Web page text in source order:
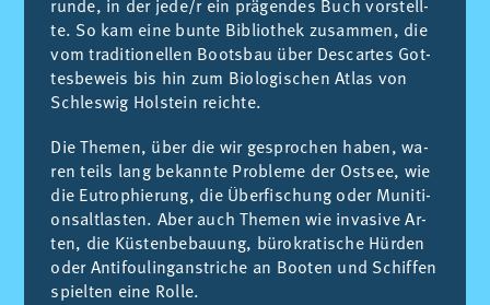
run­de, in der jede/​r ein prä­gen­des Buch vor­stell­
te. So kam eine bun­te Bi­blio­thek zu­sam­men, die
vom tra­di­tio­nel­len Boots­bau über Des­car­tes Got­
tes­be­weis bis hin zum Bio­lo­gi­schen At­las von
Schles­wig Hol­stein reich­te.
Die The­men, über die wir ge­spro­chen ha­ben, wa­
ren teils lang be­kann­te Pro­ble­me der Ost­see, wie
die Eu­tro­phie­rung, die Über­fi­schung oder Mu­ni­ti­
ons­alt­las­ten. Aber auch The­men wie in­va­si­ve Ar­
ten, die Küs­ten­be­bau­ung, bü­ro­kra­ti­sche Hür­den
oder An­ti­fou­lin­gan­stri­che an Boo­ten und Schif­fen
spiel­ten eine Rol­le.